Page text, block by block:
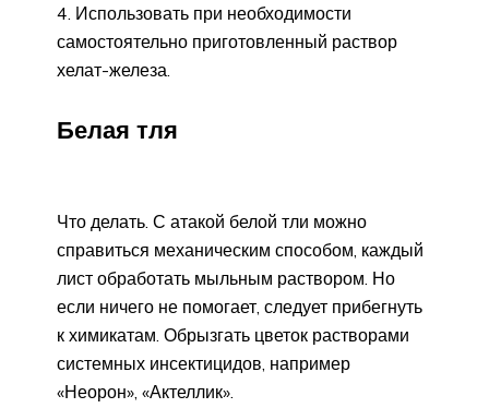
Использовать при необходимости
самостоятельно приготовленный раствор
хелат-железа.
Белая тля
Что делать. С атакой белой тли можно
справиться механическим способом, каждый
лист обработать мыльным раствором. Но
если ничего не помогает, следует прибегнуть
к химикатам. Обрызгать цветок растворами
системных инсектицидов, например
«Неорон», «Актеллик».